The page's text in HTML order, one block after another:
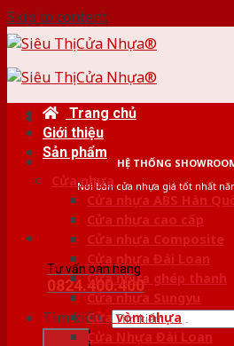
Skip to content
HỆ THỐNG
Nơi bán cửa nhựa giá tốt nhất
Tư vấn bán hàng
0824.400.400
Tìm kiếm:
Trang chủ
Giới thiệu
Sản phẩm
Cửa nhựa
Cửa nhựa ABS Hàn
Cửa nhựa cao cấp
Cửa nhựa Composite
Cửa nhựa Đài Loan
Cửa nhựa ghép thanh
Cửa nhựa Sungyu
Cửa vòm nhựa
Cửa Nhựa Đài Loan